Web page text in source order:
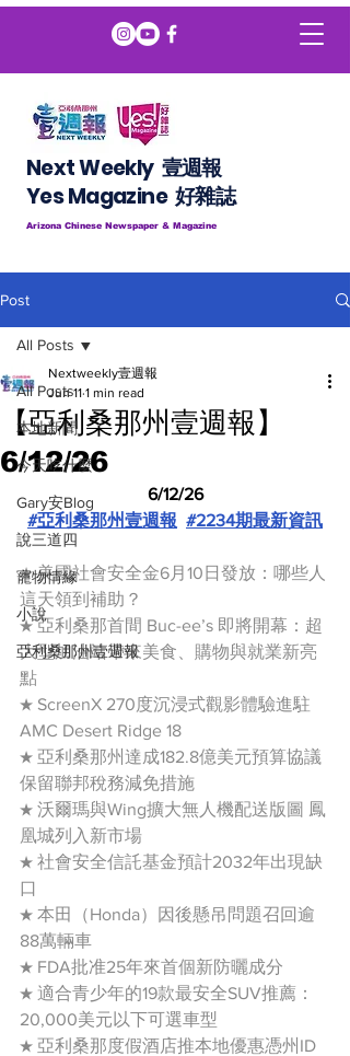
Next Weekly 壹週報
​​Yes Magazine 好雜誌
Arizona Chinese Newspaper & Magazine
Post
All Posts
本地新聞
今天吃什麼
Gary安Blog
說三道四
寵物情緣
小說
亞利桑那州壹週報
All Posts
【亞利桑那州壹週報】
6/12/26
Nextweekly壹週報
Jun 11 1 min read
6/12/26
#亞利桑那州壹週報 #2234期最新資訊
★ 美國社會安全金6月10日發放：哪些人
這天領到補助？
★ 亞利桑那首間 Buc-ee’s 即將開幕：超
大型加油站帶來美食、購物與就業新亮
點
★ ScreenX 270度沉浸式觀影體驗進駐
AMC Desert Ridge 18
★ 亞利桑那州達成182.8億美元預算協議
保留聯邦稅務減免措施
★ 沃爾瑪與Wing擴大無人機配送版圖 鳳
凰城列入新市場
★ 社會安全信託基金預計2032年出現缺
口
★ 本田（Honda）因後懸吊問題召回逾
88萬輛車
★ FDA批准25年來首個新防曬成分
★ 適合青少年的19款最安全SUV推薦：
20,000美元以下可選車型
★ 亞利桑那度假酒店推本地優惠憑州ID